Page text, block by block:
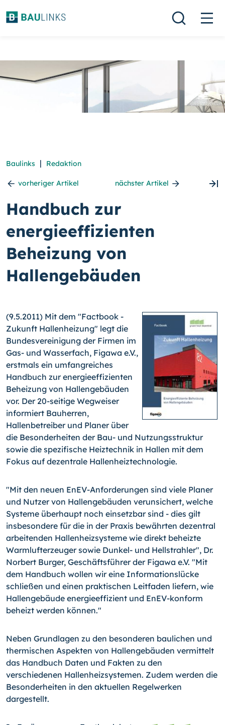
Baulinks | Redaktion
vorheriger Artikel nächster Artikel
Handbuch zur
energieeffizienten
Beheizung von
Hallengebäuden
(9.5.2011) Mit dem "Factbook -
Zukunft Hallenheizung" legt die
Bundesvereinigung der Firmen im
Gas- und Wasserfach, Figawa e.V.,
erstmals ein umfangreiches
Handbuch zur energieeffizienten
Beheizung von Hallengebäuden
vor. Der 20-seitige Wegweiser
informiert Bauherren,
Hallenbetreiber und Planer über
die Besonderheiten der Bau- und Nutzungsstruktur
sowie die spezifische Heiztechnik in Hallen mit dem
Fokus auf dezentrale Hallenheiztechnologie.
"Mit den neuen EnEV-Anforderungen sind viele Planer
und Nutzer von Hallengebäuden verunsichert, welche
Systeme überhaupt noch einsetzbar sind - dies gilt
insbesondere für die in der Praxis bewährten dezentral
arbeitenden Hallenheizsysteme wie direkt beheizte
Warmlufterzeuger sowie Dunkel- und Hellstrahler", Dr.
Norbert Burger, Geschäftsführer der Figawa e.V. "Mit
dem Handbuch wollen wir eine Informationslücke
schließen und einen praktischen Leitfaden liefern, wie
Hallengebäude energieeffizient und EnEV-konform
beheizt werden können."
Neben Grundlagen zu den besonderen baulichen und
thermischen Aspekten von Hallengebäuden vermittelt
das Handbuch Daten und Fakten zu den
verschiedenen Hallenheizsystemen. Zudem werden die
Besonderheiten in den aktuellen Regelwerken
dargestellt.